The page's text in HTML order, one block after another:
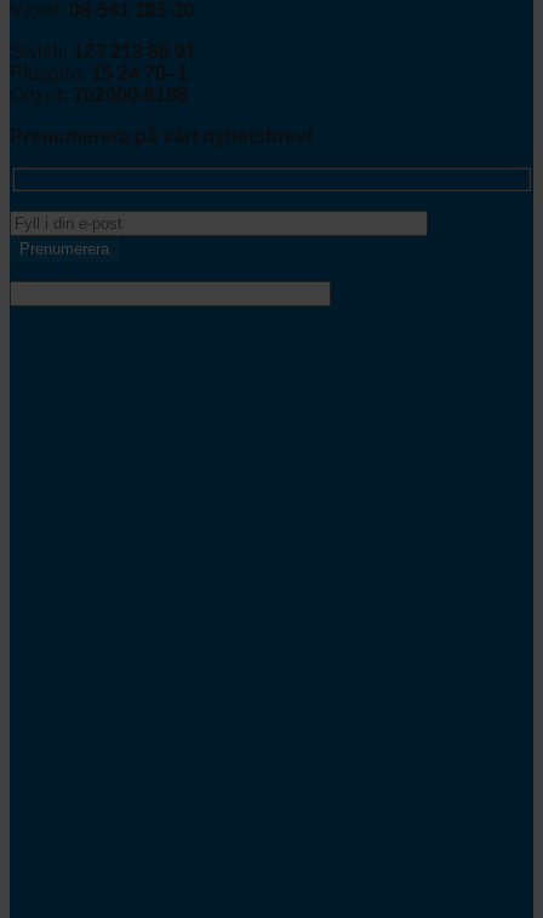
Växel: 08-541 385 30
Swish: 123 213 86 91
Plusgiro: 15 24 70–1
Org.nr: 702000-8186
Prenumerera på vårt nyhetsbrev!